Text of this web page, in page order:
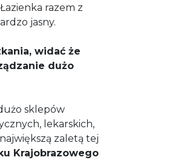
razem z
jasny.
widać że
dużo
sklepów
lekarskich,
zaletą tej
Krajobrazowego